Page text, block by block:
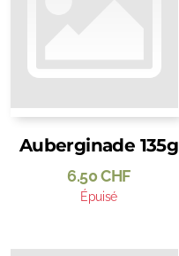
Auberginade 135g
6.50CHF
Épuisé